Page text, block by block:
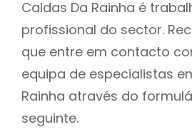
Caldas Da Rainha é
profissional do sector.
que entre em contacto
equipa de especialistas
Rainha através do
seguinte.